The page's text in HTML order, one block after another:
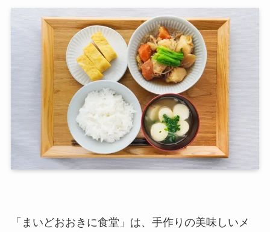
「まいどおおきに食堂」は、手作りの美味しいメ